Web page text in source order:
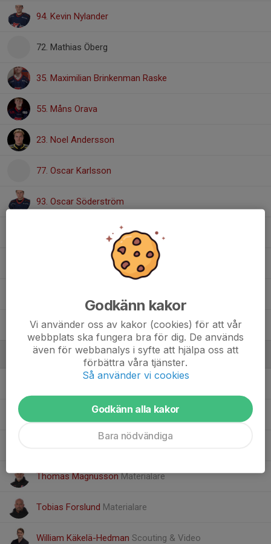
94. Kevin Nylander
72. Mathias Öberg
35. Maximilian Brinkenman Raske
55. Måns Orava
23. Noel Andersson
77. Oscar Karlsson
93. Oscar Söderström
33. Rasmus Albertsson
25. William Sokol
Ledare
Materialare
Thomas MagnussonMaterialare
Tobias Forslund Materialare
William Käkelä-Hedman Scouting & Video
Godkänn kakor
Vi använder oss av kakor (cookies) för att vår
webbplats ska fungera bra för dig. De används
även för webbanalys i syfte att hjälpa oss att
förbättra våra tjänster.
Så använder vi cookies
Godkänn alla kakor
Bara nödvändiga